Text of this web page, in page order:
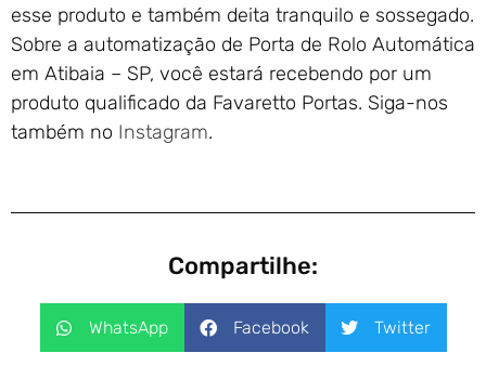
esse produto e também deita tranquilo e sossegado.
Sobre a automatização de Porta de Rolo Automática
em Atibaia – SP, você estará recebendo por um
produto qualificado da Favaretto Portas. Siga-nos
também no Instagram.
Compartilhe:
WhatsApp Facebook Twitter